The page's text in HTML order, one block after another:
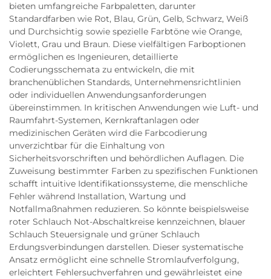
bieten umfangreiche Farbpaletten, darunter
Standardfarben wie Rot, Blau, Grün, Gelb, Schwarz, Weiß
und Durchsichtig sowie spezielle Farbtöne wie Orange,
Violett, Grau und Braun. Diese vielfältigen Farboptionen
ermöglichen es Ingenieuren, detaillierte
Codierungsschemata zu entwickeln, die mit
branchenüblichen Standards, Unternehmensrichtlinien
oder individuellen Anwendungsanforderungen
übereinstimmen. In kritischen Anwendungen wie Luft- und
Raumfahrt-Systemen, Kernkraftanlagen oder
medizinischen Geräten wird die Farbcodierung
unverzichtbar für die Einhaltung von
Sicherheitsvorschriften und behördlichen Auflagen. Die
Zuweisung bestimmter Farben zu spezifischen Funktionen
schafft intuitive Identifikationssysteme, die menschliche
Fehler während Installation, Wartung und
Notfallmaßnahmen reduzieren. So könnte beispielsweise
roter Schlauch Not-Abschaltkreise kennzeichnen, blauer
Schlauch Steuersignale und grüner Schlauch
Erdungsverbindungen darstellen. Dieser systematische
Ansatz ermöglicht eine schnelle Stromlaufverfolgung,
erleichtert Fehlersuchverfahren und gewährleistet eine